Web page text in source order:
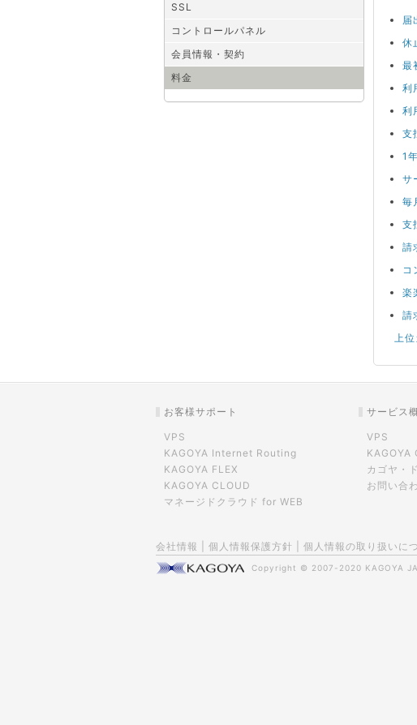
SSL
コントロールパネル
会員情報・契約
料金
届
休
最
利
利
支
1
サ
毎
支
請
コ
楽
請
上
お客様サポート
VPS
KAGOYA Internet Routing
KAGOYA FLEX
KAGOYA CLOUD
マネージドクラウド for WEB
サービス
VPS
KAGOYA
カゴヤ・
お問い合
会社情報 個人情報保護方針 個人情報の取り扱いに
Copyright © 2007-2020 KAGOYA